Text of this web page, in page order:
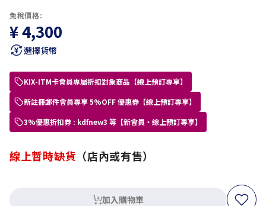
免稅價格:
¥ 4,300
選擇貨幣
KIX-ITM卡會員專屬折扣對象商品【線上預訂專享】
新註冊郵件會員專享 5%OFF 優惠券【線上預訂專享】
3%優惠折扣券 : kdfnew3 等【新會員・線上預訂專享】
線上暫時缺貨 （店內或有售）
加入購物車